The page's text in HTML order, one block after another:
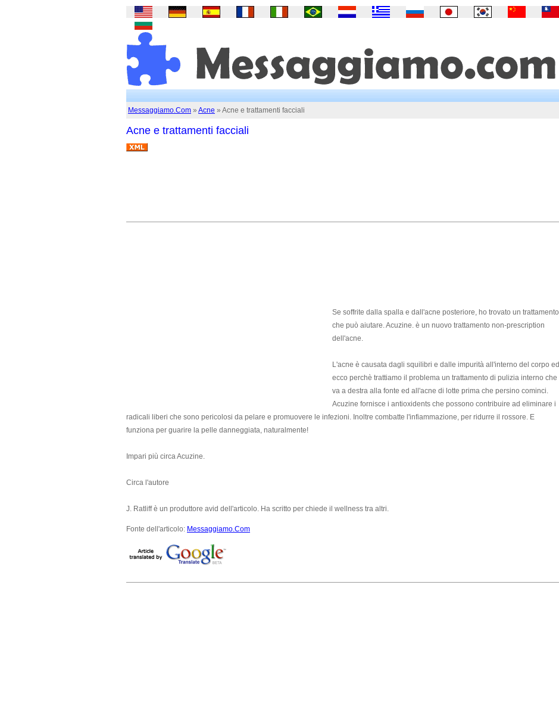
Messaggiamo.Com » Acne » Acne e trattamenti facciali
Acne e trattamenti facciali
Se soffrite dalla spalla e dall'acne posteriore, ho trovato un trattamento
che può aiutare. Acuzine. è un nuovo trattamento non-prescription
dell'acne.
L'acne è causata dagli squilibri e dalle impurità all'interno del corpo ed
ecco perchè trattiamo il problema un trattamento di pulizia interno che
va a destra alla fonte ed all'acne di lotte prima che persino cominci.
Acuzine fornisce i antioxidents che possono contribuire ad eliminare i
radicali liberi che sono pericolosi da pelare e promuovere le infezioni. Inoltre combatte l'infiammazione, per ridurre il rossore. E
funziona per guarire la pelle danneggiata, naturalmente!
Impari più circa Acuzine.
Circa l'autore
J. Ratliff è un produttore avid dell'articolo. Ha scritto per chiede il wellness tra altri.
Fonte dell'articolo: Messaggiamo.Com